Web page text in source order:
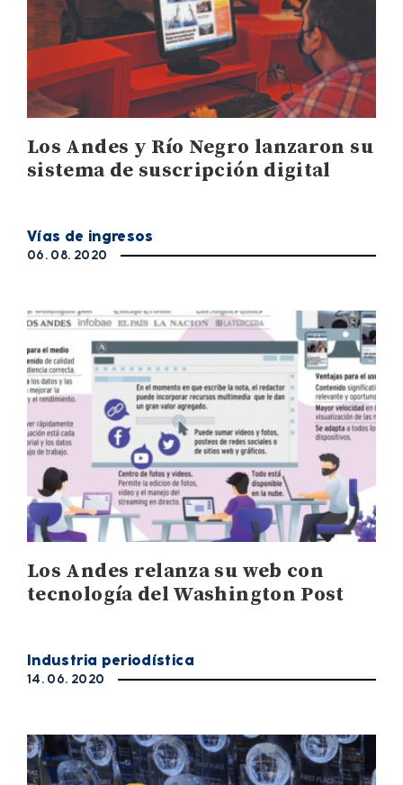
Los Andes y Río Negro lanzaron su
sistema de suscripción digital
Vías de ingresos
06. 08. 2020
Los Andes relanza su web con
tecnología del Washington Post
Industria periodística
14. 06. 2020